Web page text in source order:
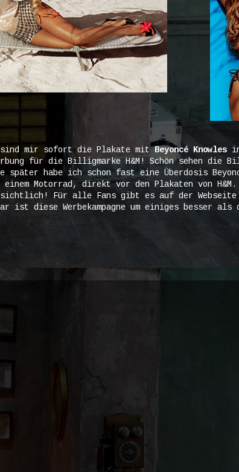
sind mir sofort die Plakate mit Beyoncé Knowles
für die Billigmarke H&M! Schön sehen die
später habe ich schon fast eine Überdosis
Motorrad, direkt vor den Plakaten von H&M.
Für alle Fans gibt es auf der Webseite
ist diese Werbekampagne um einiges besser als